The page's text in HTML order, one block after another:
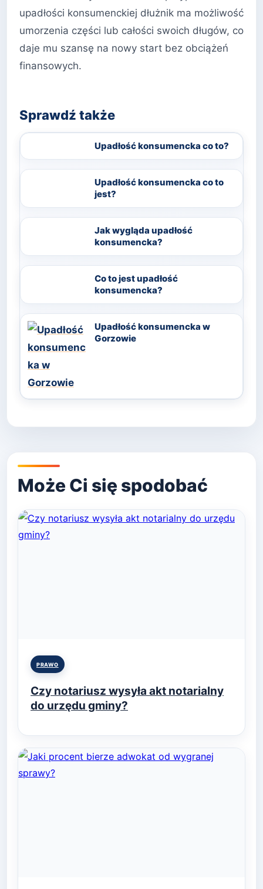
upadłości konsumenckiej dłużnik ma możliwość
umorzenia części lub całości swoich długów, co
daje mu szansę na nowy start bez obciążeń
finansowych.
Sprawdź także
Upadłość konsumencka co to?
Upadłość konsumencka co to
jest?
Jak wygląda upadłość
konsumencka?
Co to jest upadłość
konsumencka?
Upadłość konsumencka w
Gorzowie
Posted
PRAWO
Czy notariusz wysyła akt notarialny
do urzędu gminy?